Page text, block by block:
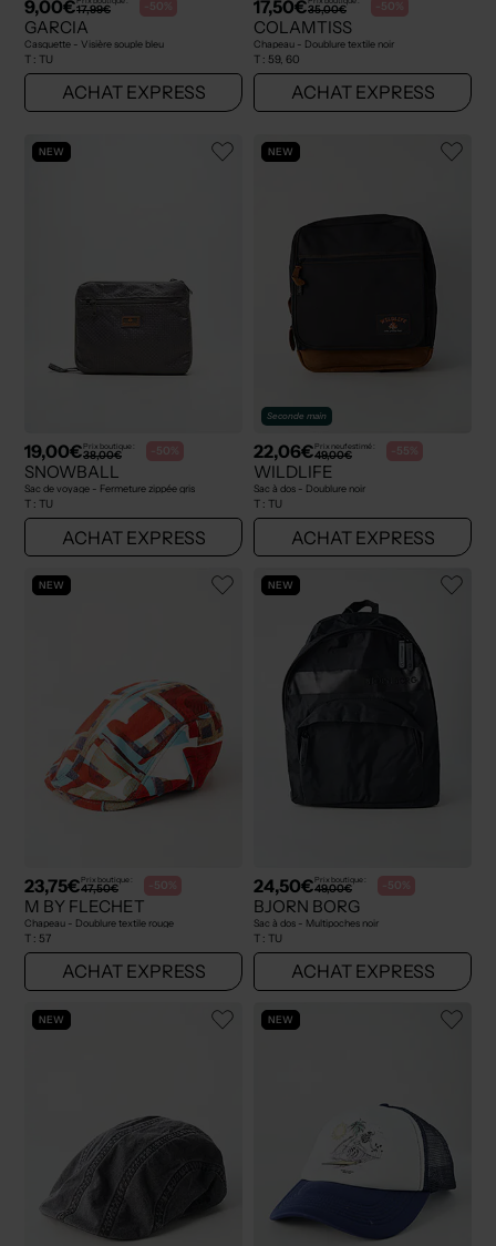
9,00€17,99€ -50%
GARCIA
Casquette - Visière souple bleu
T : TU
ACHAT EXPRESS
17,50€35,00€ -50%
COLAMTISS
Chapeau - Doublure textile noir
T : 59, 60
ACHAT EXPRESS
NEW
19,00€Prix boutique :
38,00€ -50%
SNOWBALL
Sac de voyage - Fermeture zippée gris
T : TU
ACHAT EXPRESS
NEW
Seconde main
22,06€Prix neuf estimé :
49,00€ -55%
WILDLIFE
Sac à dos - Doublure noir
T : TU
ACHAT EXPRESS
NEW
23,75€Prix boutique :
47,50€ -50%
M BY FLECHET
Chapeau - Doublure textile rouge
T : 57
ACHAT EXPRESS
NEW
24,50€Prix boutique :
49,00€ -50%
BJORN BORG
Sac à dos - Multipoches noir
T : TU
ACHAT EXPRESS
NEW NEW